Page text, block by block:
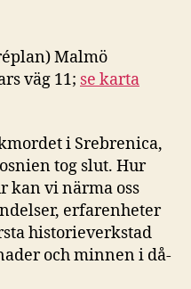
Malmö
väg 11; se karta
i Srebrenica,
tog slut. Hur
kan vi närma oss
erfarenheter
historieverkstad
och minnen i då-